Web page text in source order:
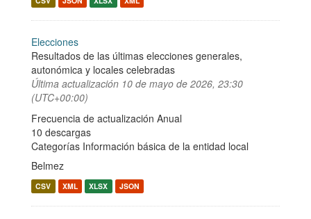
Elecciones
Resultados de las últimas elecciones generales,
autonómica y locales celebradas
Última actualización 10 de mayo de 2026, 23:30
(UTC+00:00)
Frecuencia de actualización Anual
10 descargas
Categorías Información básica de la entidad local
Belmez
CSV XML XLSX JSON